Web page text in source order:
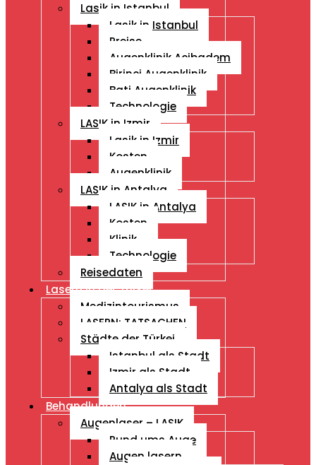
Lasik in Istanbul
Lasik in Istanbul
Preise
Augenklinik Acibadem
Birinci Augenklinik
Bati Augenklinik
Technologie
LASIK in Izmir
Lasik in Izmir
Kosten
Augenklinik
LASIK in Antalya
LASIK in Antalya
Kosten
Klinik
Technologie
Reisedaten
Lasern in der Türkei
Medizintourismus
LASERN: TATSACHEN
Städte der Türkei
Istanbul als Stadt
Izmir als Stadt
Antalya als Stadt
Behandlungen
Augenlaser – LASIK
Rund ums Auge
Augen lasern